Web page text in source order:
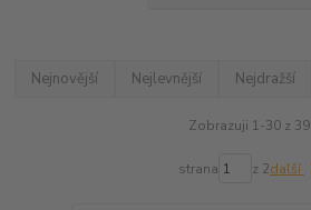
Nejnovější Nejlevnější Nejdražší
Zobrazuji 1-30 z 39
strana z 2další